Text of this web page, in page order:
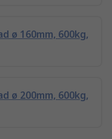
ø 160mm, 600kg,
ø 200mm, 600kg,